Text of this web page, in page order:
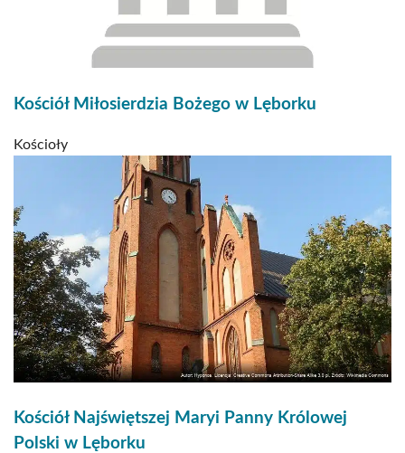
Kościół Miłosierdzia Bożego w Lęborku
Kościoły
Kościół Najświętszej Maryi Panny Królowej
Polski w Lęborku